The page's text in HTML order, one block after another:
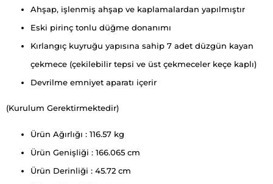
Ahşap, işlenmiş ahşap ve kaplamalardan yapılmıştır
Eski pirinç tonlu düğme donanımı
Kırlangıç ​​kuyruğu yapısına sahip 7 adet düzgün kayan
çekmece (çekilebilir tepsi ve üst çekmeceler keçe kaplı)
Devrilme emniyet aparatı içerir
(Kurulum Gerektirmektedir)
Ürün Ağırlığı : 116.57 kg
Ürün Genişliği : 166.065 cm
Ürün Derinliği : 45.72 cm